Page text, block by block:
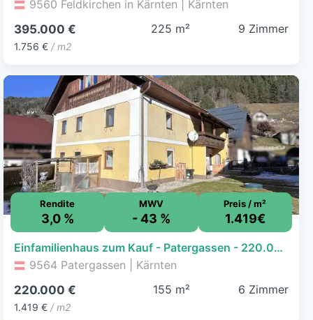
9560 Feldkirchen in Kärnten | Kärnten
395.000 €
1.756 € / m2
225 m² 9 Zimmer
Rendite
3,0 %
MWV
- 43 %
Preis / m²
1.419€
Einfamilienhaus zum Kauf - Patergassen - 220.000 € - 6 Zimmer, 155 m², 536,7 m² Grundstück
9564 Patergassen | Kärnten
220.000 €
1.419 € / m2
155 m² 6 Zimmer